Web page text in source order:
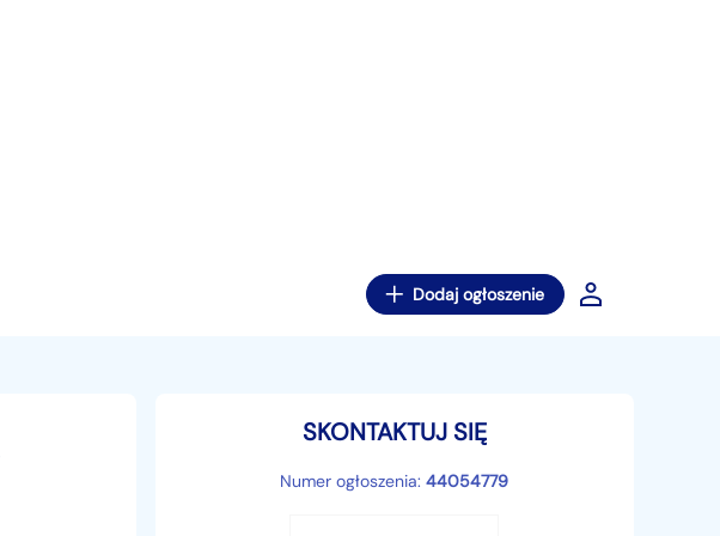
Dodaj ogłoszenie
SKONTAKTUJ SIĘ
Numer ogłoszenia:44054779